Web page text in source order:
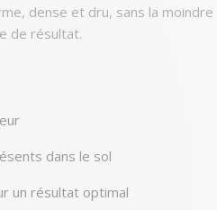
dense et dru, sans la moindre
de résultat.
dans le sol
un résultat optimal